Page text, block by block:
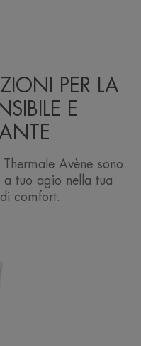
PER LA
E
Avène sono
a tuo agio nella tua
comfort.